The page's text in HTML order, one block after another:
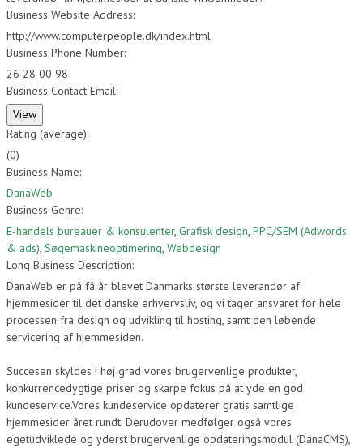
Business Website Address:
http://www.computerpeople.dk/index.html
Business Phone Number:
26 28 00 98
Business Contact Email:
Rating (average):
(0)
Business Name:
DanaWeb
Business Genre:
E-handels bureauer & konsulenter, Grafisk design, PPC/SEM (Adwords
& ads), Søgemaskineoptimering, Webdesign
Long Business Description:
DanaWeb er på få år blevet Danmarks største leverandør af
hjemmesider til det danske erhvervsliv, og vi tager ansvaret for hele
processen fra design og udvikling til hosting, samt den løbende
servicering af hjemmesiden.
Succesen skyldes i høj grad vores brugervenlige produkter,
konkurrencedygtige priser og skarpe fokus på at yde en god
kundeservice.Vores kundeservice opdaterer gratis samtlige
hjemmesider året rundt. Derudover medfølger også vores
egetudviklede og yderst brugervenlige opdateringsmodul (DanaCMS),